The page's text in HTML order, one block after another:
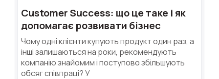
Customer Success: що це таке і як
допомагає розвивати бізнес
Чому одні клієнти купують продукт один раз, а
інші залишаються на роки, рекомендують
компанію знайомим і поступово збільшують
обсяг співпраці? У